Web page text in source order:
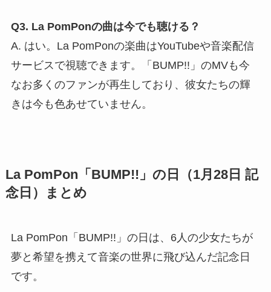
の“原点と終点”として、ファンの心に刻まれ続けて
います。
Q1. La PomPonは今どうしているの？
A. グループは2018年3月24日のラストライブをも
おり、芸能活動を続けているメンバーもいれば、
表舞台から離れたメンバーもいます。